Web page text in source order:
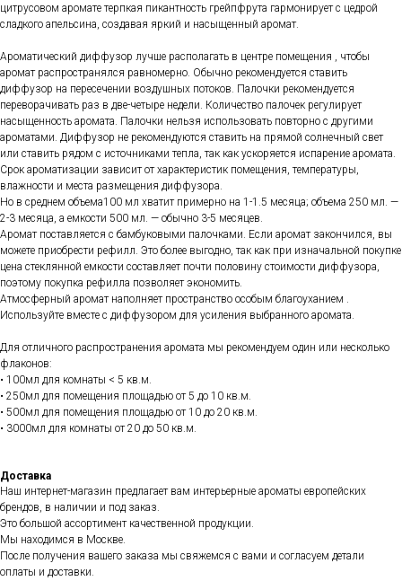
цитрусовом аромате терпкая пикантность грейпфрута гармонирует с цедрой
сладкого апельсина, создавая яркий и насыщенный аромат.
Ароматический диффузор лучше располагать в центре помещения , чтобы
аромат распространялся равномерно. Обычно рекомендуется ставить
диффузор на пересечении воздушных потоков. Палочки рекомендуется
переворачивать раз в две-четыре недели. Количество палочек регулирует
насыщенность аромата. Палочки нельзя использовать повторно с другими
ароматами. Диффузор не рекомендуются ставить на прямой солнечный свет
или ставить рядом с источниками тепла, так как ускоряется испарение аромата.
Срок ароматизации зависит от характеристик помещения, температуры,
влажности и места размещения диффузора.
Но в среднем объема100 мл хватит примерно на 1-1.5 месяца; объема 250 мл. —
2-3 месяца, а емкости 500 мл. — обычно 3-5 месяцев.
Аромат поставляется с бамбуковыми палочками. Если аромат закончился, вы
можете приобрести рефилл. Это более выгодно, так как при изначальной покупке
цена стеклянной емкости составляет почти половину стоимости диффузора,
поэтому покупка рефилла позволяет экономить.
Атмосферный аромат наполняет пространство особым благоуханием .
Используйте вместе с диффузором для усиления выбранного аромата.
Для отличного распространения аромата мы рекомендуем один или несколько
флаконов:
• 100мл для комнаты < 5 кв.м.
• 250мл для помещения площадью от 5 до 10 кв.м.
• 500мл для помещения площадью от 10 до 20 кв.м.
• 3000мл для комнаты от 20 до 50 кв.м.
Доставка
Наш интернет-магазин предлагает вам интерьерные ароматы европейских
брендов, в наличии и под заказ.
Это большой ассортимент качественной продукции.
Мы находимся в Москве.
После получения вашего заказа мы свяжемся с вами и согласуем детали
оплаты и доставки.